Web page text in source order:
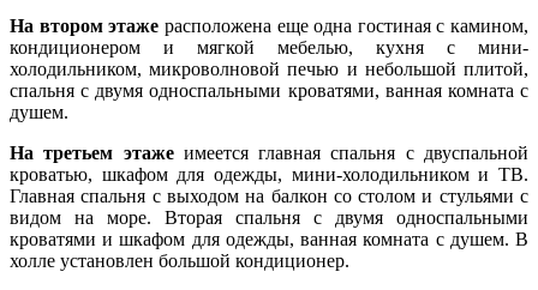
На втором этаже расположена еще одна гостиная с камином,
кондиционером и мягкой мебелью, кухня с мини-
холодильником, микроволновой печью и небольшой плитой,
спальня с двумя односпальными кроватями, ванная комната с
душем.
На третьем этажеимеется главная спальня с двуспальной
кроватью, шкафом для одежды, мини-холодильником и ТВ.
Главная спальня с выходом на балкон со столом и стульями с
видом на море. Вторая спальня с двумя односпальными
кроватями и шкафом для одежды, ванная комната с душем. В
холле установлен большой кондиционер.